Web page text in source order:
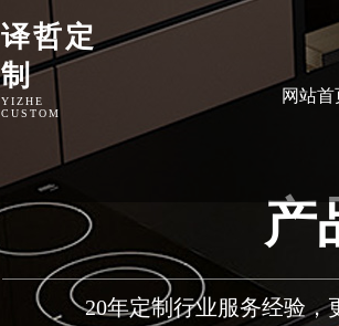
译哲定
制
YIZHE
CUSTOM
网站首
产
20年定制行业服务经验